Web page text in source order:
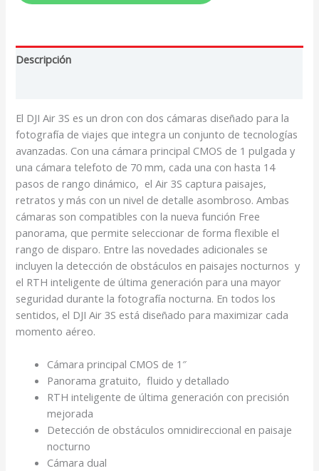
Descripción
El DJI Air 3S es un dron con dos cámaras diseñado para la
fotografía de viajes que integra un conjunto de tecnologías
avanzadas. Con una cámara principal CMOS de 1 pulgada y
una cámara telefoto de 70 mm, cada una con hasta 14
pasos de rango dinámico, el Air 3S captura paisajes,
retratos y más con un nivel de detalle asombroso. Ambas
cámaras son compatibles con la nueva función Free
panorama, que permite seleccionar de forma flexible el
rango de disparo. Entre las novedades adicionales se
incluyen la detección de obstáculos en paisajes nocturnos y
el RTH inteligente de última generación para una mayor
seguridad durante la fotografía nocturna. En todos los
sentidos, el DJI Air 3S está diseñado para maximizar cada
momento aéreo.
Cámara principal CMOS de 1″
Panorama gratuito, fluido y detallado
RTH inteligente de última generación con precisión
mejorada
Detección de obstáculos omnidireccional en paisaje
nocturno
Cámara dual